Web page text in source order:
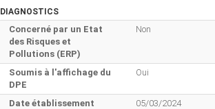
DIAGNOSTICS
Concerné par un Etat
des Risques et
Pollutions (ERP)
Non
Soumis à l'affichage du
DPE
Oui
Date établissement
05/03/2024